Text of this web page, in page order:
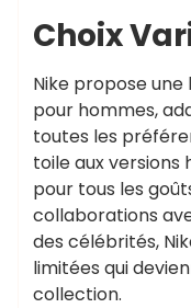
Choix
Nike propose
pour hommes,
toutes les
toile aux versions
pour tous les
collaborations
des célébrités,
limitées qui
collection.